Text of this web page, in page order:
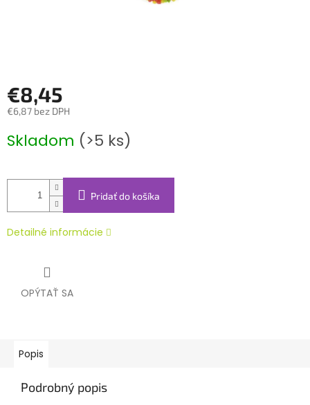
€8,45
€6,87 bez DPH
cena:
Skladom (>5 ks)
Pridať do košíka
Detailné informácie
OPÝTAŤ SA
Popis
Podrobný popis